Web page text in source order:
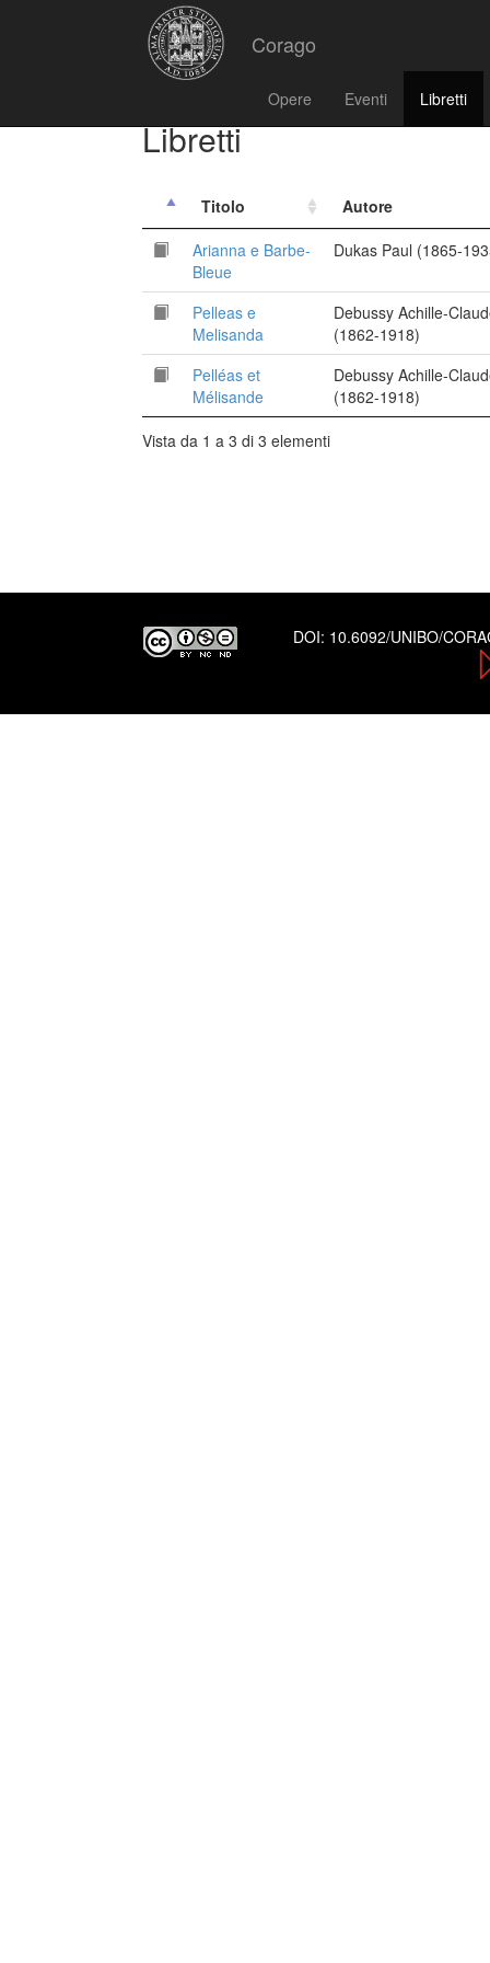
Corago
Opere Eventi Libretti
Libretti
Titolo
Autore
Arianna e Barbe-
Bleue
Dukas Paul (1865-
Pelleas e
Melisanda
Debussy Achille-
(1862-1918)
Pelléas et
Mélisande
Debussy Achille-
(1862-1918)
Vista da 1 a 3 di 3 elementi
DOI: 10.6092/UNIBO/